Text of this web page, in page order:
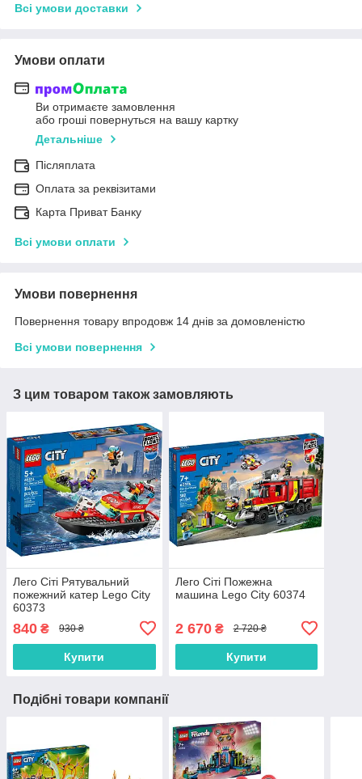
Всі умови доставки
Умови оплати
Ви отримаєте замовлення
або гроші повернуться на вашу картку
Детальніше
Післяплата
Оплата за реквізитами
Карта Приват Банку
Всі умови оплати
Умови повернення
Повернення товару впродовж 14 днів за домовленістю
Всі умови повернення
З цим товаром також замовляють
Лего Сіті Рятувальний
пожежний катер Lego City
60373
840 ₴ 930 ₴
Купити
Лего Сіті Пожежна
машина Lego City 60374
2 670₴ 2 720 ₴
Купити
Подібні товари компанії